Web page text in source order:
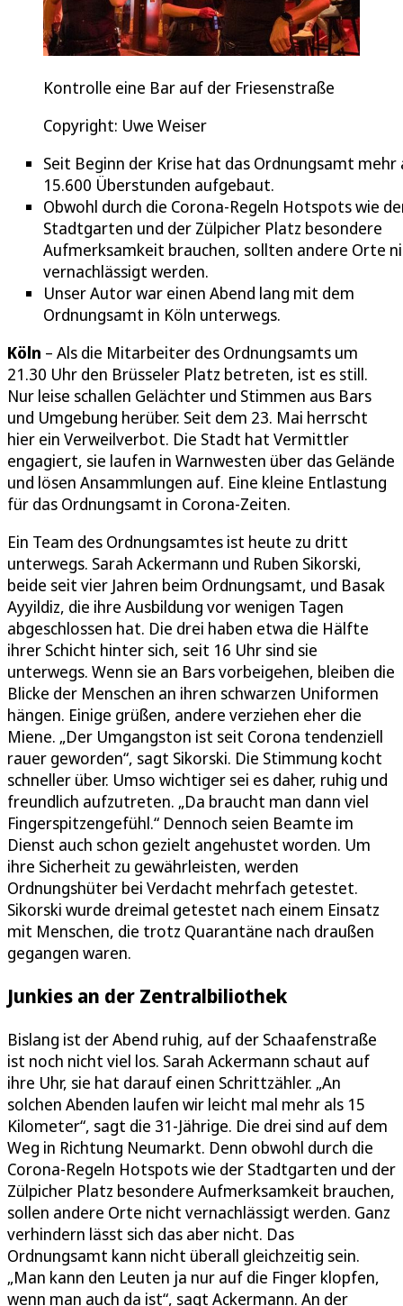
Kontrolle eine Bar auf der Friesenstraße
Copyright: Uwe Weiser
Seit Beginn der Krise hat das Ordnungsamt mehr
15.600 Überstunden aufgebaut.
Obwohl durch die Corona-Regeln Hotspots wie
Stadtgarten und der Zülpicher Platz besondere
Aufmerksamkeit brauchen, sollten andere Orte
vernachlässigt werden.
Unser Autor war einen Abend lang mit dem
Ordnungsamt in Köln unterwegs.
Köln – Als die Mitarbeiter des Ordnungsamts um
21.30 Uhr den Brüsseler Platz betreten, ist es still.
Nur leise schallen Gelächter und Stimmen aus Bars
und Umgebung herüber. Seit dem 23. Mai herrscht
hier ein Verweilverbot. Die Stadt hat Vermittler
engagiert, sie laufen in Warnwesten über das Gelände
und lösen Ansammlungen auf. Eine kleine Entlastung
für das Ordnungsamt in Corona-Zeiten.
Ein Team des Ordnungsamtes ist heute zu dritt
unterwegs. Sarah Ackermann und Ruben Sikorski,
beide seit vier Jahren beim Ordnungsamt, und Basak
Ayyildiz, die ihre Ausbildung vor wenigen Tagen
abgeschlossen hat. Die drei haben etwa die Hälfte
ihrer Schicht hinter sich, seit 16 Uhr sind sie
unterwegs. Wenn sie an Bars vorbeigehen, bleiben die
Blicke der Menschen an ihren schwarzen Uniformen
hängen. Einige grüßen, andere verziehen eher die
Miene. „Der Umgangston ist seit Corona tendenziell
rauer geworden“, sagt Sikorski. Die Stimmung kocht
schneller über. Umso wichtiger sei es daher, ruhig und
freundlich aufzutreten. „Da braucht man dann viel
Fingerspitzengefühl.“ Dennoch seien Beamte im
Dienst auch schon gezielt angehustet worden. Um
ihre Sicherheit zu gewährleisten, werden
Ordnungshüter bei Verdacht mehrfach getestet.
Sikorski wurde dreimal getestet nach einem Einsatz
mit Menschen, die trotz Quarantäne nach draußen
gegangen waren.
Junkies an der Zentralbiliothek
Bislang ist der Abend ruhig, auf der Schaafenstraße
ist noch nicht viel los. Sarah Ackermann schaut auf
ihre Uhr, sie hat darauf einen Schrittzähler. „An
solchen Abenden laufen wir leicht mal mehr als 15
Kilometer“, sagt die 31-Jährige. Die drei sind auf dem
Weg in Richtung Neumarkt. Denn obwohl durch die
Corona-Regeln Hotspots wie der Stadtgarten und der
Zülpicher Platz besondere Aufmerksamkeit brauchen,
sollen andere Orte nicht vernachlässigt werden. Ganz
verhindern lässt sich das aber nicht. Das
Ordnungsamt kann nicht überall gleichzeitig sein.
„Man kann den Leuten ja nur auf die Finger klopfen,
wenn man auch da ist“, sagt Ackermann. An der